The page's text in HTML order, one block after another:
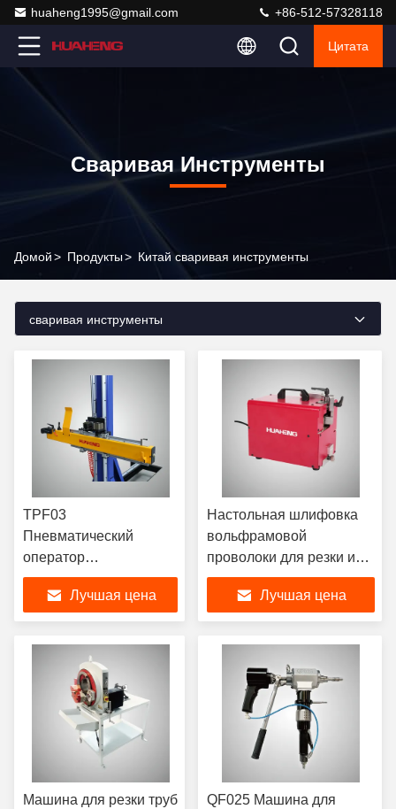
huaheng1995@gmail.com +86-512-57328118
Цитата
Сваривая Инструменты
Домой> Продукты> Китай сваривая инструменты
сваривая инструменты
TPF03
Пневматический
оператор
позиционирования
Лучшая цена
Настольная шлифовка
вольфрамовой
проволоки для резки и
конусной шлифовки
Лучшая цена
Машина для резки труб
QF025 Машина для